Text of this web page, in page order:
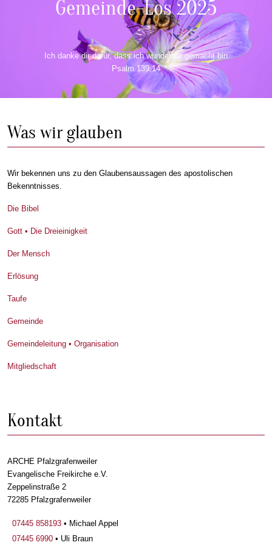
Gemeinde-Los 2025
Ich danke dir dafür, dass ich wunderbar gemacht bin
Psalm 139,14
Was wir glauben
Wir bekennen uns zu den Glaubensaussagen des apostolischen
Bekenntnisses.
Die Bibel
Gott • Die Dreieinigkeit
Der Mensch
Erlösung
Taufe
Gemeinde
Gemeindeleitung • Organisation
Mitgliedschaft
Kontakt
ARCHE Pfalzgrafenweiler
Evangelische Freikirche e.V.
Zeppelinstraße 2
72285 Pfalzgrafenweiler
07445 858193 • Michael Appel
07445 6990 • Uli Braun